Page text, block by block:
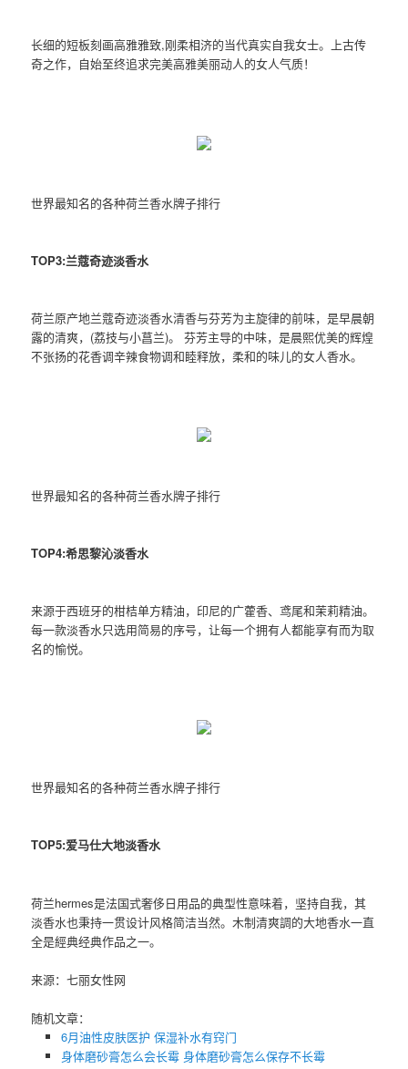
长细的短板刻画高雅雅致,刚柔相济的当代真实自我女士。上古传
奇之作，自始至终追求完美高雅美丽动人的女人气质！
世界最知名的各种荷兰香水牌子排行
TOP3:兰蔻奇迹淡香水
荷兰原产地兰蔻奇迹淡香水清香与芬芳为主旋律的前味，是早晨朝
露的清爽，(荔技与小菖兰)。 芬芳主导的中味，是晨熙优美的辉煌
不张扬的花香调辛辣食物调和睦释放，柔和的味儿的女人香水。
世界最知名的各种荷兰香水牌子排行
TOP4:希思黎沁淡香水
来源于西班牙的柑桔单方精油，印尼的广藿香、鸢尾和茉莉精油。
每一款淡香水只选用简易的序号，让每一个拥有人都能享有而为取
名的愉悦。
世界最知名的各种荷兰香水牌子排行
TOP5:爱马仕大地淡香水
荷兰hermes是法国式奢侈日用品的典型性意味着，坚持自我，其
淡香水也秉持一贯设计风格简洁当然。木制清爽調的大地香水一直
全是經典经典作品之一。
来源：七丽女性网
随机文章：
6月油性皮肤医护 保湿补水有窍门
身体磨砂膏怎么会长霉 身体磨砂膏怎么保存不长霉